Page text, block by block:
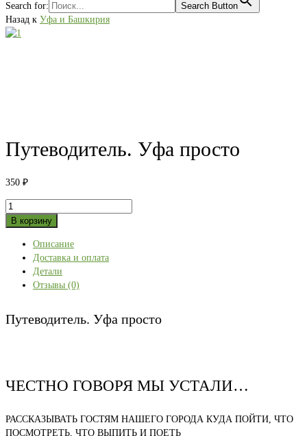
Search for:
Search Button
Назад к Уфа и Башкирия
Путеводитель. Уфа просто
350 ₽
Количество
товара
просто
В корзину
Описание
Доставка и оплата
Детали
Отзывы (0)
Путеводитель. Уфа просто
ЧЕСТНО ГОВОРЯ МЫ УСТАЛИ…
РАССКАЗЫВАТЬ ГОСТЯМ НАШЕГО ГОРОДА КУДА ПОЙТИ, ЧТО
ПОСМОТРЕТЬ, ЧТО ВЫПИТЬ И ПОЕТЬ